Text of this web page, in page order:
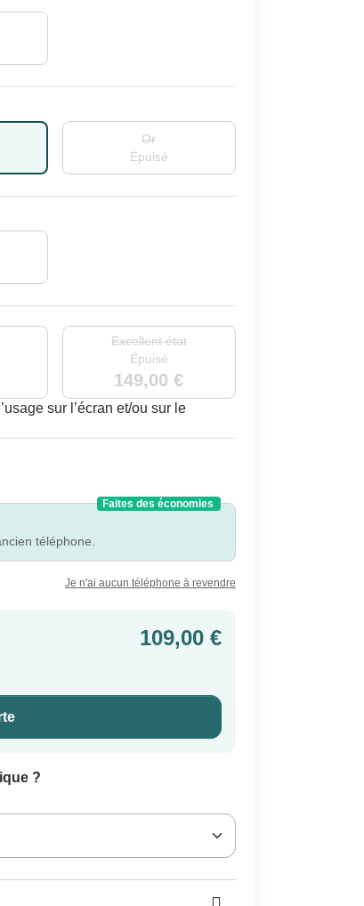
Or
Épuisé
Excellent état
Épuisé
149,00 €
sur l’écran et/ou sur le
téléphone.
Faites des économies
Je n'ai aucun téléphone à revendre
109,00 €
?